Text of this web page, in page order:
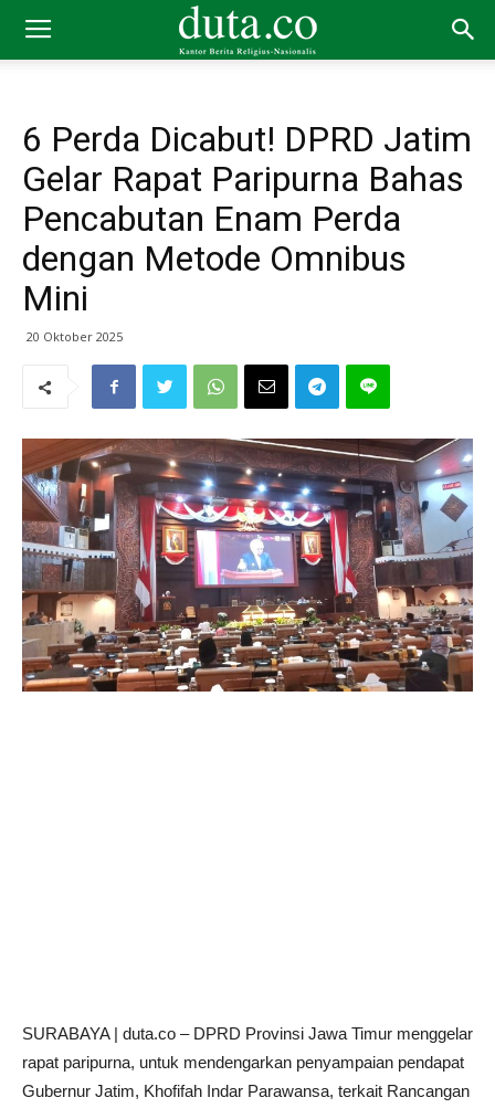
6 Perda Dicabut! DPRD Jatim
Gelar Rapat Paripurna Bahas
Pencabutan Enam Perda
dengan Metode Omnibus
Mini
20 Oktober 2025
SURABAYA | duta.co – DPRD Provinsi Jawa Timur menggelar
rapat paripurna, untuk mendengarkan penyampaian pendapat
Gubernur Jatim, Khofifah Indar Parawansa, terkait Rancangan